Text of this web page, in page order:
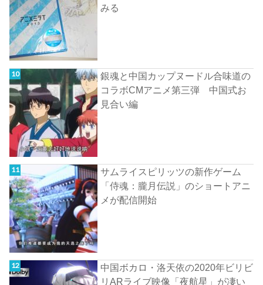
みる
銀魂と中国カップヌードル合味道の
コラボCMアニメ第三弾 中国式お
見合い編
サムライスピリッツの新作ゲーム
「侍魂：朧月伝説」のショートアニ
メが配信開始
中国ボカロ・洛天依の2020年ビリビ
リARライブ映像「夜航星」が凄い